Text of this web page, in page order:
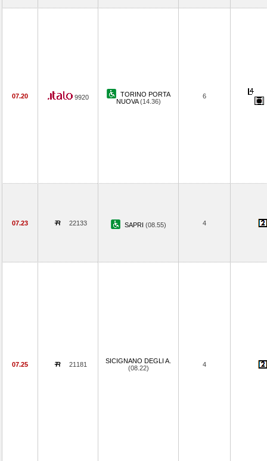
07.20 9920
TORINO PORTA
NUOVA(14.36)
6
07.23 22133 SAPRI (08.55) 4
07.25 21181
SICIGNANO DEGLI A.
(08.22)
4